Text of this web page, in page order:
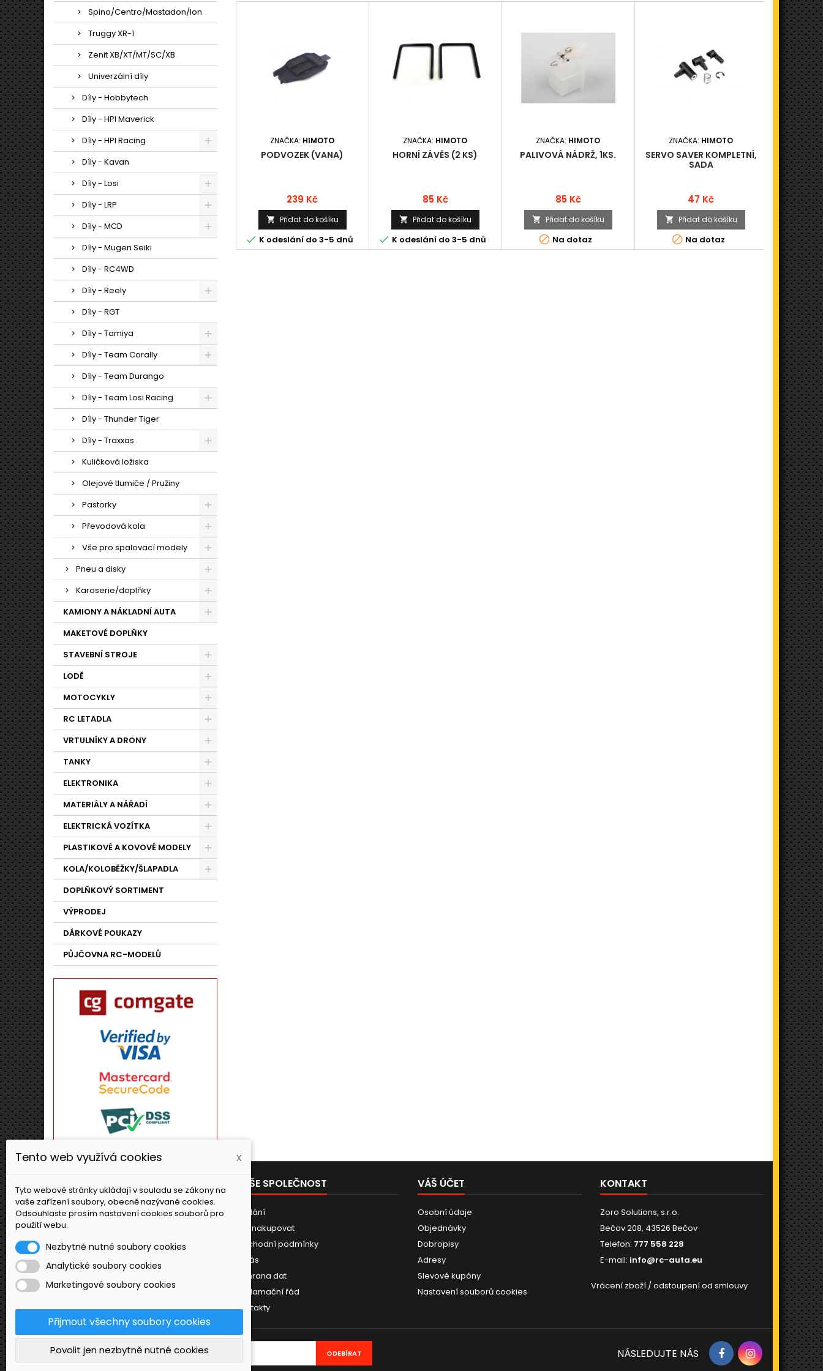
Spino/Centro/Mastadon/Ion
Truggy XR-1
Zenit XB/XT/MT/SC/XB
Univerzální díly
Díly - Hobbytech
Díly - HPI Maverick
Díly - HPI Racing
Díly - Kavan
Díly - Losi
Díly - LRP
Díly - MCD
Díly - Mugen Seiki
Díly - RC4WD
Díly - Reely
Díly - RGT
Díly - Tamiya
Díly - Team Corally
Díly - Team Durango
Díly - Team Losi Racing
Díly - Thunder Tiger
Díly - Traxxas
Kuličková ložiska
Olejové tlumiče / Pružiny
Pastorky
Převodová kola
Vše pro spalovací modely
Pneu a disky
Karoserie/doplňky
KAMIONY A NÁKLADNÍ AUTA
MAKETOVÉ DOPLŇKY
STAVEBNÍ STROJE
LODĚ
MOTOCYKLY
RC LETADLA
VRTULNÍKY A DRONY
TANKY
ELEKTRONIKA
MATERIÁLY A NÁŘADÍ
ELEKTRICKÁ VOZÍTKA
PLASTIKOVÉ A KOVOVÉ MODELY
KOLA/KOLOBĚŽKY/ŠLAPADLA
DOPLŇKOVÝ SORTIMENT
VÝPRODEJ
DÁRKOVÉ POUKAZY
PŮJČOVNA RC-MODELŮ
ZNAČKA: HIMOTO
PODVOZEK (VANA)
Cena
239 Kč
 Přidat do košíku
 K odeslání do 3-5 dnů
ZNAČKA: HIMOTO
HORNÍ ZÁVĚS (2 KS)
Cena
85 Kč
 Přidat do košíku
 K odeslání do 3-5 dnů
ZNAČKA: HIMOTO
PALIVOVÁ NÁDRŽ, 1KS.
Cena
85 Kč
 Přidat do košíku
 Na dotaz
ZNAČKA: HIMOTO
SERVO SAVER KOMPLETNÍ,
SADA
Cena
47 Kč
 Přidat do košíku
 Na dotaz
BRZDOVÉ

 K
PRODUKTY
Novinky
NAŠE SPOLEČNOST
Dodání
Jak nakupovat
Obchodní podmínky
O nás
Ochrana dat
Reklamační řád
Kontakty
VÁŠ ÚČET
Osobní údaje
Objednávky
Dobropisy
Adresy
Slevové kupóny
Nastavení souborů cookies
KONTAKT
Zoro Solutions, s.r.o.
Bečov 208, 43526 Bečov
Telefon: 777 558 228
E-mail: info@rc-auta.eu
Vrácení zboží / odstoupení od smlouvy
ODBĚR NOVINEK NÁSLEDUJTE NÁS
Tento web využívá cookies x
Tyto webové stránky ukládají v souladu se zákony na
vaše zařízení soubory, obecně nazývané cookies.
Odsouhlaste prosím nastavení cookies souborů pro
použití webu.
Nezbytně nutné soubory cookies
Analytické soubory cookies
Marketingové soubory cookies
Přijmout všechny soubory cookies
Povolit jen nezbytně nutné cookies